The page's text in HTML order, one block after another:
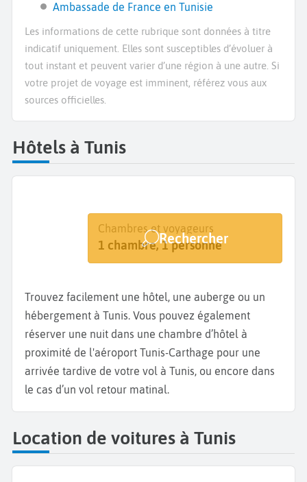
Ambassade de France en Tunisie
Les informations de cette rubrique sont données à titre
indicatif uniquement. Elles sont susceptibles d’évoluer à
tout instant et peuvent varier d’une région à une autre. Si
votre projet de voyage est imminent, référez vous aux
sources officielles.
Hôtels à Tunis
Destination
Tunis
Dates
Dates de votre séjour
Chambres et voyageurs
1 chambre, 1 personne
Rechercher
Trouvez facilement une hôtel, une auberge ou un
hébergement à Tunis. Vous pouvez également
réserver une nuit dans une chambre d’hôtel à
proximité de l'aéroport Tunis-Carthage pour une
arrivée tardive de votre vol à Tunis, ou encore dans
le cas d’un vol retour matinal.
Location de voitures à Tunis